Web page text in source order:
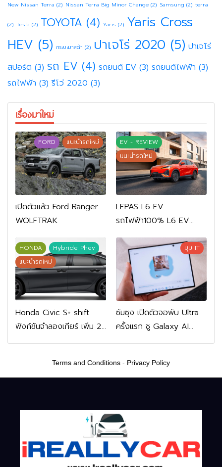
New Nissan Terra (2) Nissan Terra Big Minor Change (2) Samsung (2) terra
(2) Tesla (2) TOYOTA (4) Yaris (2) Yaris Cross
HEV (5) กระบะมาสด้า (2) ปาเจโร่ 2020 (5) ปาเจโร่
สปอร์ต (3) รถ EV (4) รถยนต์ EV (3) รถยนต์ไฟฟ้า (3)
รถไฟฟ้า (3) รีโว่ 2020 (3)
เรื่องมาใหม่
FORD แนะนำรถใหม่
เปิดตัวแล้ว Ford Ranger
WOLFTRAK
EV - REVIEW
แนะนำรถใหม่
LEPAS L6 EV
รถไฟฟ้า100% L6 EV
Comfort FWD 769,900
บาท L6 EV Premium
FWD 799,900 บาท
HONDA
Hybride Phev
แนะนำรถใหม่
Honda Civic S+ shift
ฟังก์ชันจำลองเกียร์ เพิ่ม 2
หมื่นบาท
มุม IT
ซัมซุง เปิดตัวจอพับ Ultra
ครั้งแรก ชู Galaxy AI
เชื่อมมือถือ-นาฬิกา-แว่น
Terms and Conditions - Privacy Policy